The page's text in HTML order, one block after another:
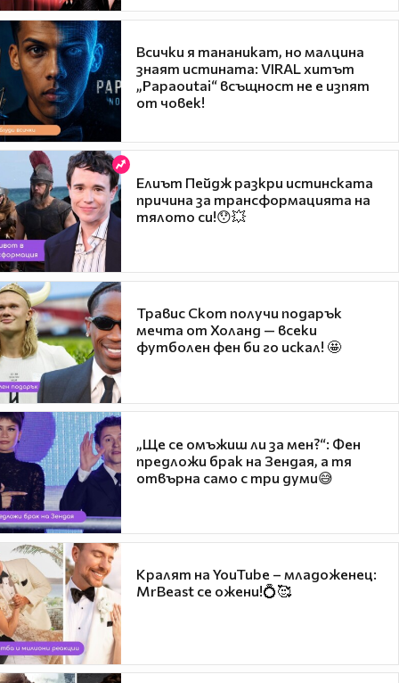
Всички я тананикат, но малцина
знаят истината: VIRAL хитът
„Papaoutai“ всъщност не е изпят
от човек!
Елиът Пейдж разкри истинската
причина за трансформацията на
тялото си!😯💥
Травис Скот получи подарък
мечта от Холанд — всеки
футболен фен би го искал! 🤩
„Ще се омъжиш ли за мен?“: Фен
предложи брак на Зендая, а тя
отвърна само с три думи😅
Кралят на YouTube – младоженец:
MrBeast се ожени!💍🥰